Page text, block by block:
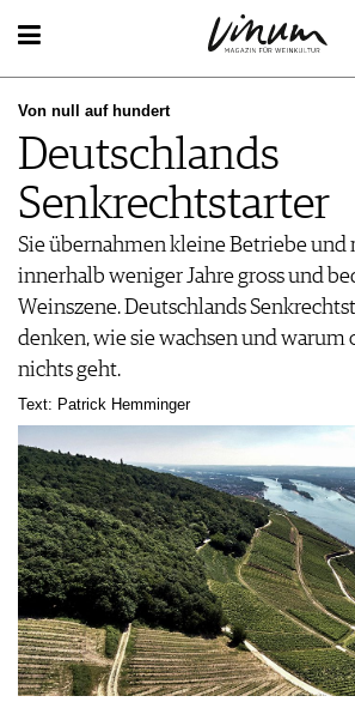
WEIN
WEINSUCHE
GUIDE WEINGÜTER
WINETRADECLUB
WINZER
WEINE DES MONATS
TRINKREIFETABELLE
UNIQUE WINERIES
WEINWISSEN
WEINREGIONEN
WEINLEXIKON
WEINLAGERUNG
INFOGRAFIKEN
TIPPS & TRICKS
NEWS
EVENTS
EVENTKALENDER
AWARDS
EVENT-BILDER
ESSEN & TRINKEN
FOOD PAIRING TIPPS
FOOD PAIRING TABELLE
KULINARIK
REZEPTE
WEINREISEN
WINEGUIDES
KLARTEXT
EXTRAS
ABO
AUSGABE
ARCHIV
VORTEILSWELT
MEDIATHEK
APPS
VIDEOS
NEWS
Von null auf hundert
Deutschlands
Senkrechtstarter
Sie übernahmen kleine Betriebe und
innerhalb weniger Jahre gross und
Weinszene. Deutschlands
denken, wie sie wachsen und warum
nichts geht.
Text: Patrick Hemminger